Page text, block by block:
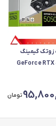
زوتک گیمینگ
GeForce
تومان